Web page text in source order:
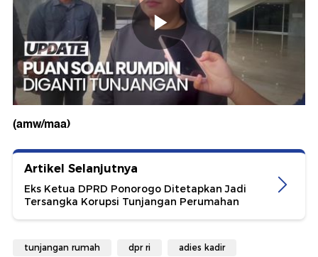
(amw/maa)
Artikel Selanjutnya
Eks Ketua DPRD Ponorogo Ditetapkan Jadi
Tersangka Korupsi Tunjangan Perumahan
tunjangan rumah dpr ri adies kadir